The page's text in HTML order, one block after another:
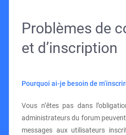
Problèmes de
et d’inscription
Pourquoi ai-je besoin de
Vous n’êtes pas dans
administrateurs du forum
messages aux utilisateurs